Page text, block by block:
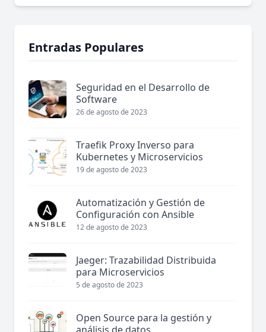
Entradas Populares
Seguridad en el Desarrollo de
Software
26 de agosto de 2023
Traefik Proxy Inverso para
Kubernetes y Microservicios
19 de agosto de 2023
Automatización y Gestión de
Configuración con Ansible
12 de agosto de 2023
Jaeger: Trazabilidad Distribuida
para Microservicios
5 de agosto de 2023
Open Source para la gestión y